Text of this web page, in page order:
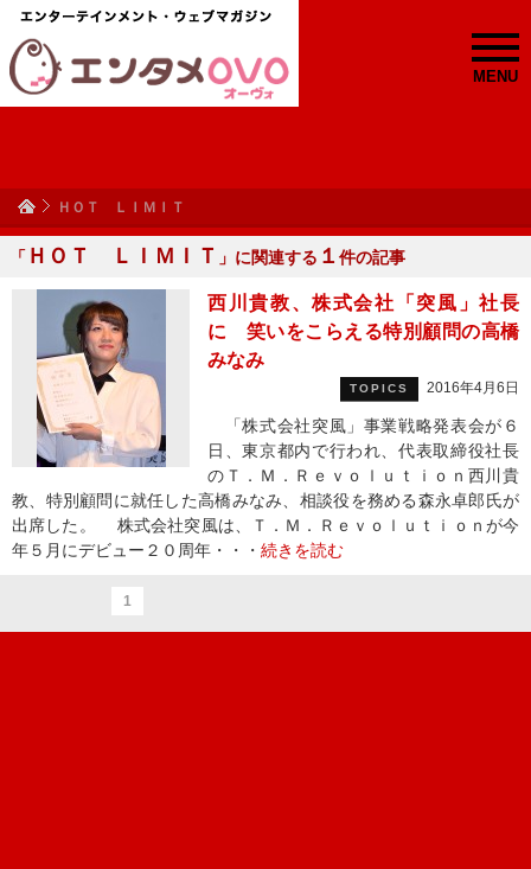
MENU
ＨＯＴ ＬＩＭＩＴ
「 ＨＯＴ ＬＩＭＩＴ 」に関連する １ 件の記事
西川貴教、株式会社「突風」社長
に 笑いをこらえる特別顧問の高橋
みなみ
TOPICS 2016年4月6日
「株式会社突風」事業戦略発表会が６
日、東京都内で行われ、代表取締役社長
のＴ．Ｍ．Ｒｅｖｏｌｕｔｉｏｎ西川貴
教、特別顧問に就任した高橋みなみ、相談役を務める森永卓郎氏が
出席した。 株式会社突風は、Ｔ．Ｍ．Ｒｅｖｏｌｕｔｉｏｎが今
年５月にデビュー２０周年・・・ 続きを読む
1